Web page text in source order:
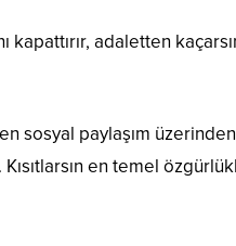
kapattırır, adaletten
sosyal paylaşım
en temel